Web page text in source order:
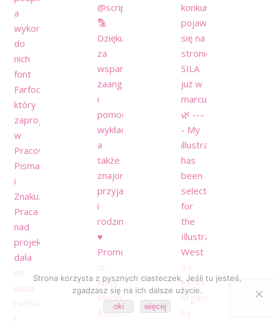
Strona korzysta z pysznych ciasteczek. Jeśli tu jesteś,
zgadzasz się na ich dalsze użycie.
oki więcej